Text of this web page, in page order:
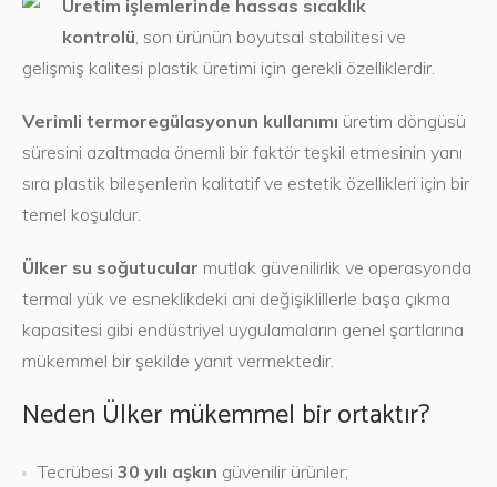
Üretim işlemlerinde hassas sıcaklık
kontrolü , son ürünün boyutsal stabilitesi ve
gelişmiş kalitesi plastik üretimi için gerekli özelliklerdir.
Verimli termoregülasyonun kullanımı üretim döngüsü
süresini azaltmada önemli bir faktör teşkil etmesinin yanı
sıra plastik bileşenlerin kalitatif ve estetik özellikleri için bir
temel koşuldur.
Ülker su soğutucular mutlak güvenilirlik ve operasyonda
termal yük ve esneklikdeki ani değişiklillerle başa çıkma
kapasitesi gibi endüstriyel uygulamaların genel şartlarına
mükemmel bir şekilde yanıt vermektedir.
Neden Ülker mükemmel bir ortaktır?
Tecrübesi 30 yılı aşkın güvenilir ürünler;